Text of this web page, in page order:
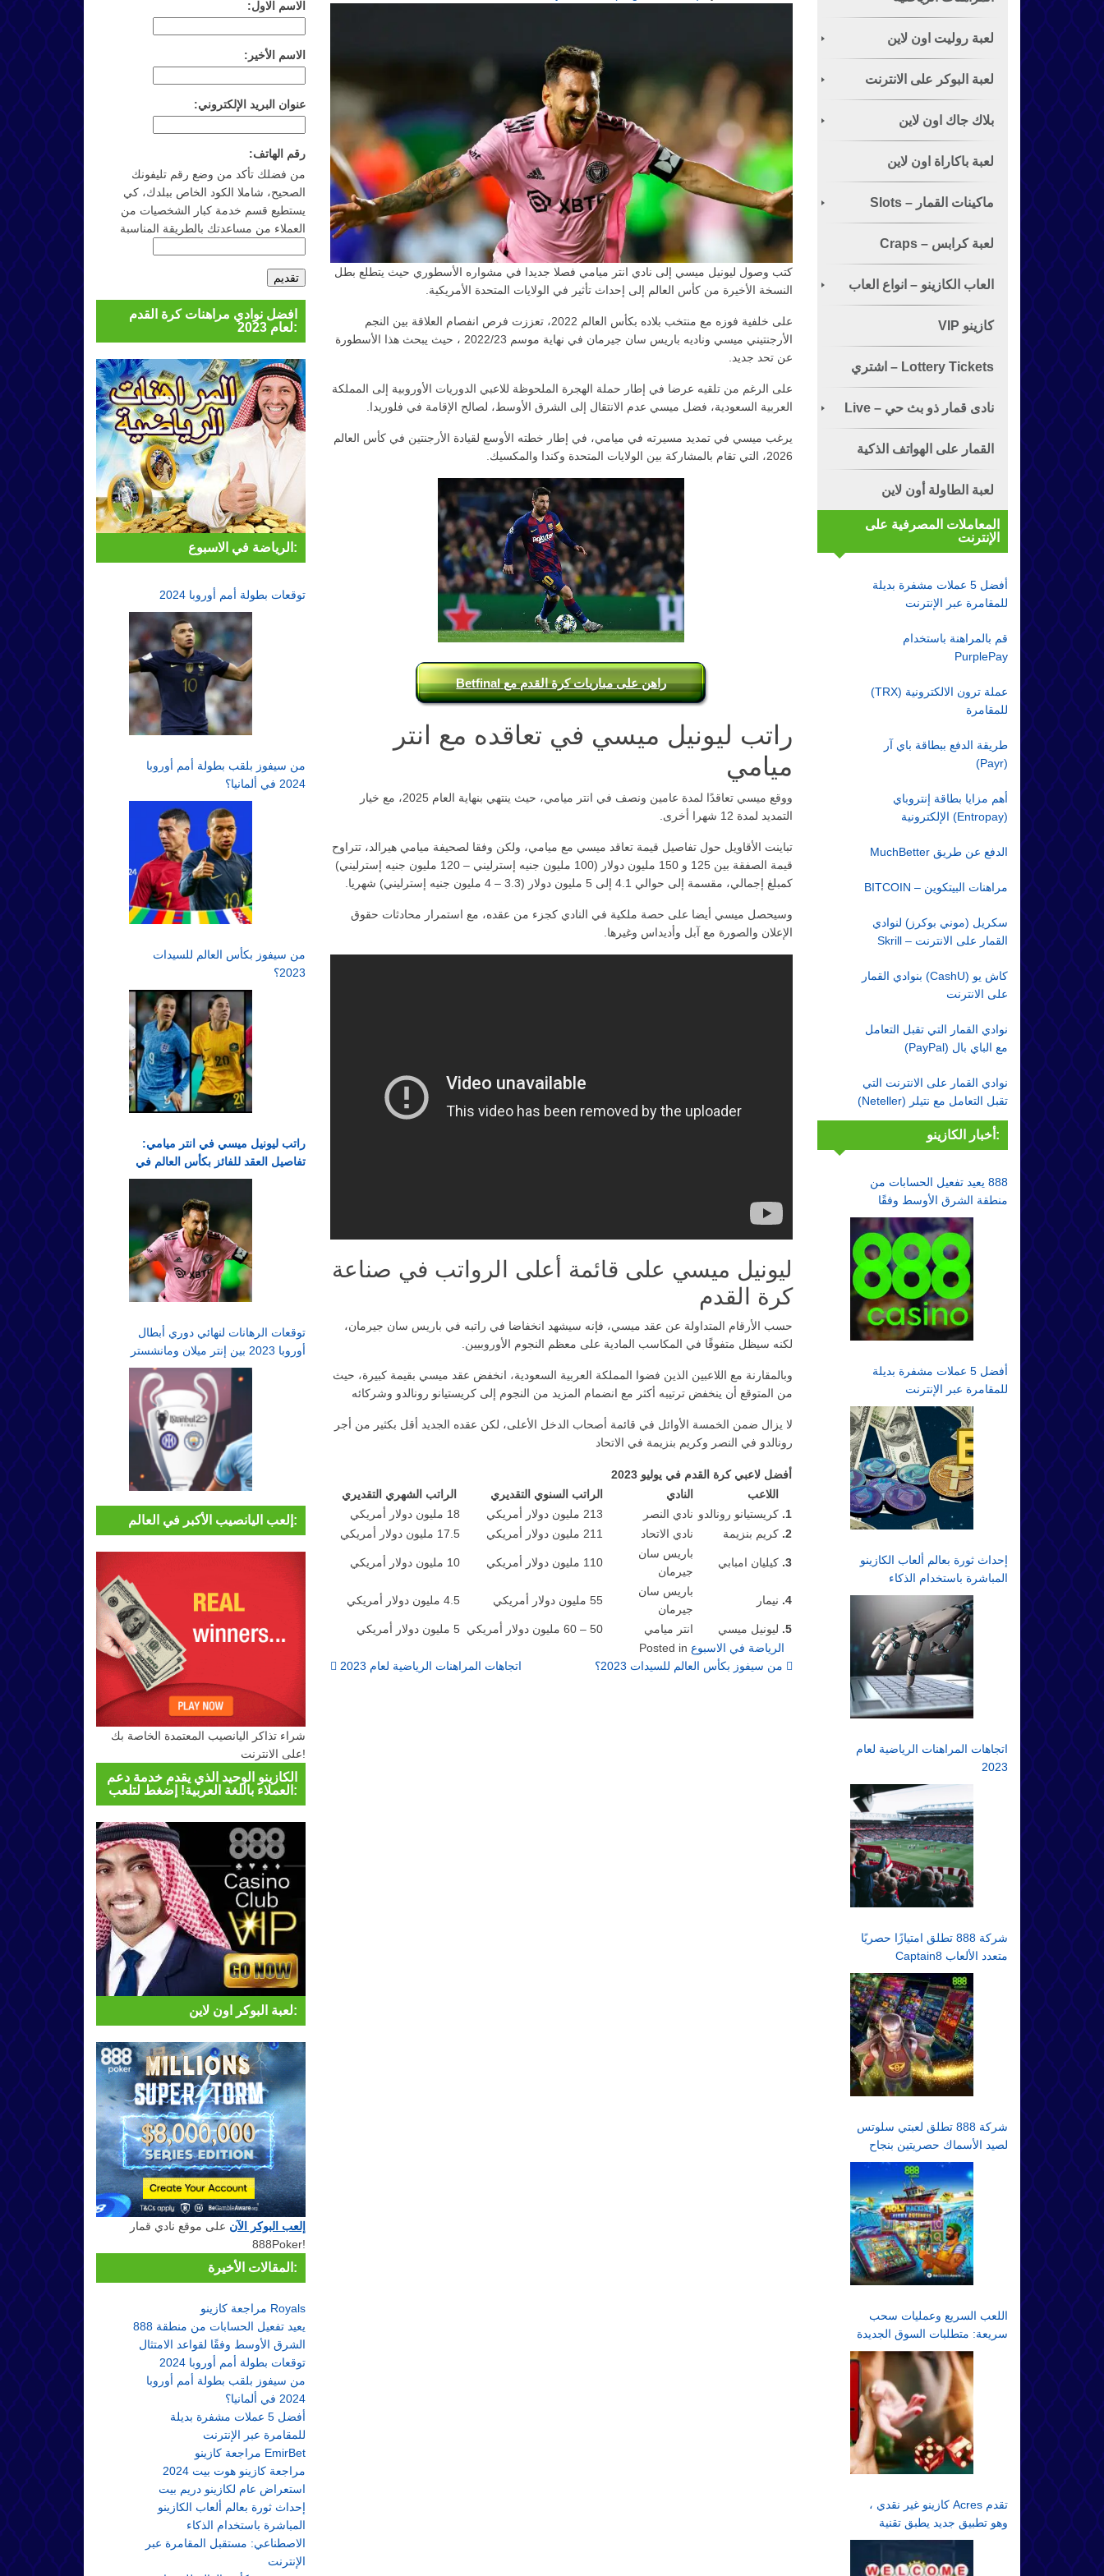
الاسم الاول:
الاسم الأخير:
عنوان البريد الإلكتروني:
رقم الهاتف:
من فضلك تأكد من وضع رقم تليفونك
الصحيح، شاملا الكود الخاص ببلدك، كي
يستطيع قسم خدمة كبار الشخصيات من
العملاء من مساعدتك بالطريقة المناسبة
افضل نوادي مراهنات كرة القدم
لعام 2023:
الرياضة في الاسبوع:
توقعات بطولة أمم أوروبا 2024
من سيفوز بلقب بطولة أمم أوروبا
2024 في ألمانيا؟
من سيفوز بكأس العالم للسيدات
2023؟
راتب ليونيل ميسي في انتر ميامي:
تفاصيل العقد للفائز بكأس العالم في
الدوري الأمريكي لكرة القدم
توقعات الرهانات لنهائي دوري أبطال
أوروبا 2023 بين إنتر ميلان ومانشستر
سيتي في اسطنبول
إلعب اليانصيب الأكبر في العالم:
شراء تذاكر اليانصيب المعتمدة الخاصة بك
على الانترنت!
الكازينو الوحيد الذي يقدم خدمة دعم
العملاء باللغة العربية! إضغط لتلعب:
لعبة البوكر اون لاين:
إلعب البوكر الآن على موقع نادي قمار
888Poker!
المقالات الأخيرة:
مراجعة كازينو Royals
888 يعيد تفعيل الحسابات من منطقة
الشرق الأوسط وفقًا لقواعد الامتثال
توقعات بطولة أمم أوروبا 2024
من سيفوز بلقب بطولة أمم أوروبا
2024 في ألمانيا؟
أفضل 5 عملات مشفرة بديلة
للمقامرة عبر الإنترنت
مراجعة كازينو EmirBet
مراجعة كازينو هوت بيت 2024
استعراض عام لكازينو دريم بيت
إحداث ثورة بعالم ألعاب الكازينو
المباشرة باستخدام الذكاء
الاصطناعي: مستقبل المقامرة عبر
الإنترنت
كتب وصول ليونيل ميسي إلى نادي انتر ميامي فصلا جديدا في مشواره الأسطوري حيث يتطلع بطل
النسخة الأخيرة من كأس العالم إلى إحداث تأثير في الولايات المتحدة الأمريكية.
على خلفية فوزه مع منتخب بلاده بكأس العالم 2022، تعززت فرص انفصام العلاقة بين النجم
الأرجنتيني ميسي وناديه باريس سان جيرمان في نهاية موسم 2022/23 ، حيث يبحث هذا الأسطورة
عن تحد جديد.
على الرغم من تلقيه عرضا في إطار حملة الهجرة الملحوظة للاعبي الدوريات الأوروبية إلى المملكة
العربية السعودية، فضل ميسي عدم الانتقال إلى الشرق الأوسط، لصالح الإقامة في فلوريدا.
يرغب ميسي في تمديد مسيرته في ميامي، في إطار خطته الأوسع لقيادة الأرجنتين في كأس العالم
2026، التي تقام بالمشاركة بين الولايات المتحدة وكندا والمكسيك.
راهن على مباريات كرة القدم مع Betfinal
راتب ليونيل ميسي في تعاقده مع انتر
ميامي
ووقع ميسي تعاقدًا لمدة عامين ونصف في انتر ميامي، حيث ينتهي بنهاية العام 2025، مع خيار
التمديد لمدة 12 شهرا أخرى.
تباينت الأقاويل حول تفاصيل قيمة تعاقد ميسي مع ميامي، ولكن وفقا لصحيفة ميامي هيرالد، تتراوح
قيمة الصفقة بين 125 و 150 مليون دولار (100 مليون جنيه إسترليني – 120 مليون جنيه إسترليني)
كمبلغ إجمالي، مقسمة إلى حوالي 4.1 إلى 5 مليون دولار (3.3 – 4 مليون جنيه إسترليني) شهريا.
وسيحصل ميسي أيضا على حصة ملكية في النادي كجزء من عقده، مع استمرار محادثات حقوق
الإعلان والصورة مع آبل وأديداس وغيرها.
ليونيل ميسي على قائمة أعلى الرواتب في صناعة
كرة القدم
حسب الأرقام المتداولة عن عقد ميسي، فإنه سيشهد انخفاضا في راتبه في باريس سان جيرمان،
لكنه سيظل متفوقًا في المكاسب المادية على معظم النجوم الأوروبيين.
وبالمقارنة مع اللاعبين الذين فضوا المملكة العربية السعودية، انخفض عقد ميسي بقيمة كبيرة، حيث
من المتوقع أن ينخفض ترتيبه أكثر مع انضمام المزيد من النجوم إلى كريستيانو رونالدو وشركائه
لا يزال ضمن الخمسة الأوائل في قائمة أصحاب الدخل الأعلى، لكن عقده الجديد أقل بكثير من أجر
رونالدو في النصر وكريم بنزيمة في الاتحاد
أفضل لاعبي كرة القدم في يوليو 2023
اللاعب
النادي الراتب السنوي التقديري
الراتب الشهري التقديري
1. كريستيانو رونالدو نادي النصر 213 مليون دولار أمريكي
18 مليون دولار أمريكي
2. كريم بنزيمة نادي الاتحاد 211 مليون دولار أمريكي 17.5 مليون دولار أمريكي
3. كيليان امبابي
باريس سان
جيرمان
110 مليون دولار أمريكي 10 مليون دولار أمريكي
4. نيمار
باريس سان
جيرمان
55 مليون دولار أمريكي 4.5 مليون دولار أمريكي
5. ليونيل ميسي انتر ميامي 50 – 60 مليون دولار أمريكي
5 مليون دولار أمريكي
Posted in الرياضة في الاسبوع
Post navigation اتجاهات المراهنات الرياضية لعام 2023
لعبة روليت اون لاين
لعبة البوكر على الانترنت
الشهيرة
بلاك جاك اون لاين
لعبة باكاراة اون لاين
ماكينات القمار – Slots
لعبة كرابس – Craps
العاب الكازينو – انواع العاب
القمار
كازينو VIP
Lottery Tickets – اشتري
تذكرة الياناصيب! نادى قمار ذو بث حي – Live
Dealer
القمار على الهواتف الذكية
لعبة الطاولة أون لاين
المعاملات المصرفية على
الإنترنت
أفضل 5 عملات مشفرة بديلة
للمقامرة عبر الإنترنت
قم بالمراهنة باستخدام
PurplePay
عملة ترون الالكترونية (TRX)
للمقامرة
طريقة الدفع ببطاقة باي آر
(Payr)
أهم مزايا بطاقة إنتروباي
(Entropay) الإلكترونية
الدفع عن طريق MuchBetter
مراهنات البيتكوين – BITCOIN
سكريل (موني بوكرز) لنوادي
القمار على الانترنت – Skrill
كاش يو (CashU) بنوادي القمار
على الانترنت
نوادي القمار التي تقبل التعامل
مع الباي بال (PayPal)
نوادي القمار على الانترنت التي
تقبل التعامل مع نتيلر (Neteller)
أخبار الكازينو:
888 يعيد تفعيل الحسابات من
منطقة الشرق الأوسط وفقًا
لقواعد الامتثال
أفضل 5 عملات مشفرة بديلة
للمقامرة عبر الإنترنت
إحداث ثورة بعالم ألعاب الكازينو
المباشرة باستخدام الذكاء
الاصطناعي: مستقبل المقامرة
عبر الإنترنت
اتجاهات المراهنات الرياضية لعام
2023
شركة 888 تطلق امتيازًا حصريًا
متعدد الألعاب Captain8
شركة 888 تطلق لعبتي سلوتس
لصيد الأسماك حصريتين بنجاح
اللعب السريع وعمليات سحب
سريعة: متطلبات السوق الجديدة
تقدم Acres كازينو غير نقدي ،
وهو تطبيق جديد يطبق تقنية
الألعاب غير النقدية